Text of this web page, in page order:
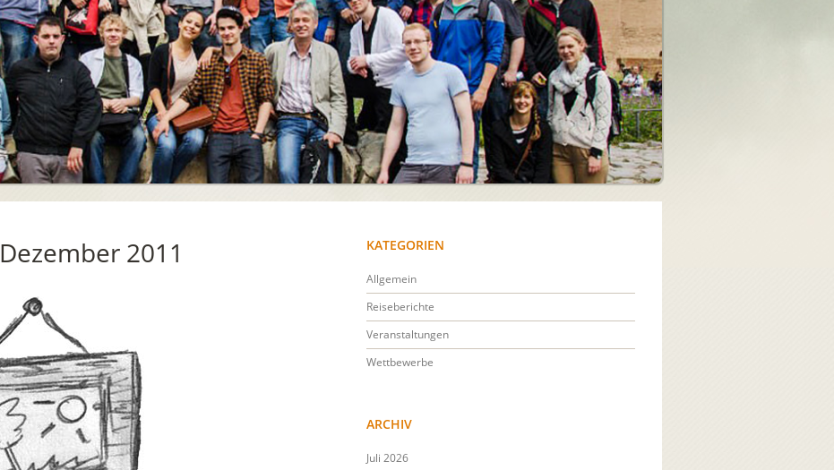
Dezember 2011 KATEGORIEN
Allgemein
Reiseberichte
Veranstaltungen
Wettbewerbe
ARCHIV
Juli 2026